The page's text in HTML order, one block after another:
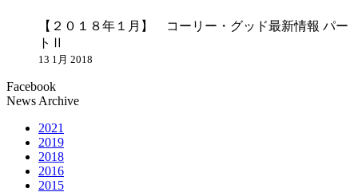
【２０１８年１月】 コーリー・グッド最新情報 パー
トⅡ
13 1月 2018
Facebook
News Archive
2021
2019
2018
2016
2015